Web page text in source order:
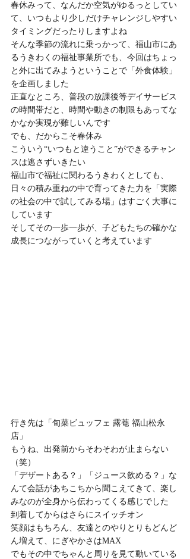
春休みって、なんだか空気がゆるっとしてい
て、いつもより少しだけチャレンジしやすい
タイミングだったりしますよね
そんな季節の流れに乗っかって、福山市にあ
るうきわくの福祉事業所でも、今回はちょっ
と外に出てみようということで「外食体験」
を企画しました
正直なところ、普段の放課後等デイサービス
の時間帯だと、時間や動きの制限もあってな
かなか実現が難しいんです
でも、だからこそ春休み
こういう“いつもと違うこと”ができるチャン
スは逃さずいきたい
福山市で福祉に関わるうきわくとしても、
日々の積み重ねの中で育ってきた力を「実際
の社会の中で試してみる場」はすごく大事に
しています
そしてその一歩一歩が、子どもたちの確かな
成長につながっていくと考えています
行き先は「旬菜ビュッフェ 露菴 福山松永
店」
もうね、出発前からそわそわが止まらない
（笑）
「デザートある？」「ジュース飲める？」な
んて会話があちこちから聞こえてきて、楽し
みなのが全身から伝わってくる感じでした
到着してからはさらにスイッチオン
笑顔はもちろん、友達とのやりとりもどんど
ん増えて、にぎやかさはMAX
でもその中でちゃんと周りを見て動いている